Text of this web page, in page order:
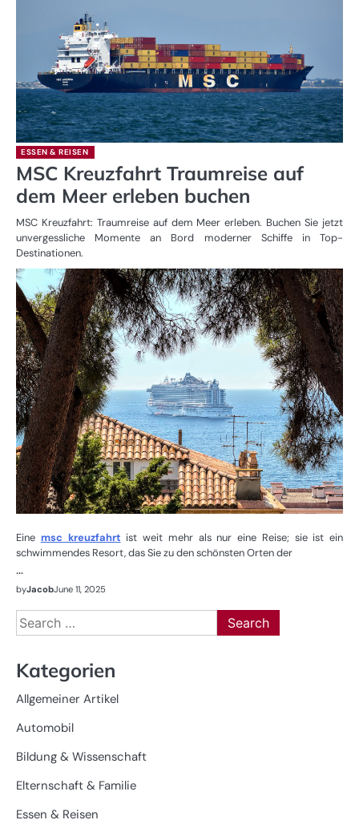
ESSEN & REISEN
MSC Kreuzfahrt Traumreise auf
dem Meer erleben buchen
MSC Kreuzfahrt: Traumreise auf dem Meer erleben. Buchen Sie jetzt
unvergessliche Momente an Bord moderner Schiffe in Top-
Destinationen.
Eine msc kreuzfahrt ist weit mehr als nur eine Reise; sie ist ein
schwimmendes Resort, das Sie zu den schönsten Orten der
…
byJacobJune 11, 2025
Search
for:
Kategorien
Allgemeiner Artikel
Automobil
Bildung & Wissenschaft
Elternschaft & Familie
Essen & Reisen